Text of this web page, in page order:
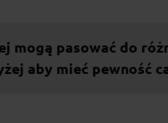
mogą pasować do
aby mieć pewność